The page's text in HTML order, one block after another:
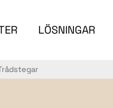
LÖSNINGAR